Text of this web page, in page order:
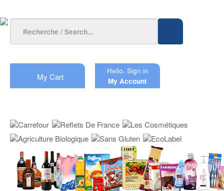
My Cart
Hello. Sign in
My Account